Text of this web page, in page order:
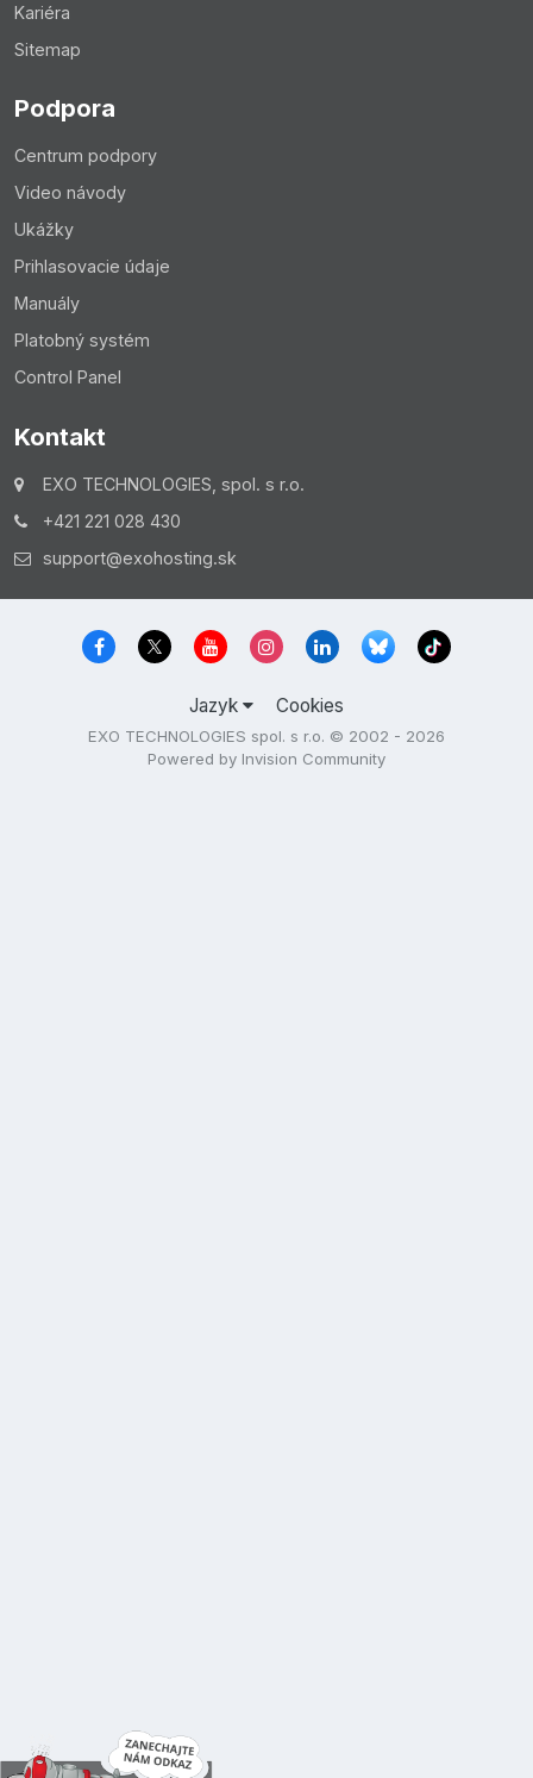
Kariéra
Sitemap
Podpora
Centrum podpory
Video návody
Ukážky
Prihlasovacie údaje
Manuály
Platobný systém
Control Panel
Kontakt
EXO TECHNOLOGIES, spol. s r.o.
+421 221 028 430
support@exohosting.sk
Jazyk Cookies
EXO TECHNOLOGIES spol. s r.o. © 2002 - 2026
Powered by Invision Community